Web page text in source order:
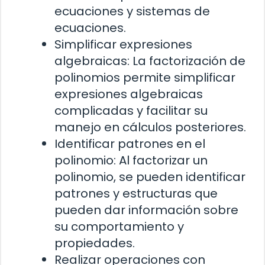
ecuaciones y sistemas de
ecuaciones.
Simplificar expresiones
algebraicas: La factorización de
polinomios permite simplificar
expresiones algebraicas
complicadas y facilitar su
manejo en cálculos posteriores.
Identificar patrones en el
polinomio: Al factorizar un
polinomio, se pueden identificar
patrones y estructuras que
pueden dar información sobre
su comportamiento y
propiedades.
Realizar operaciones con